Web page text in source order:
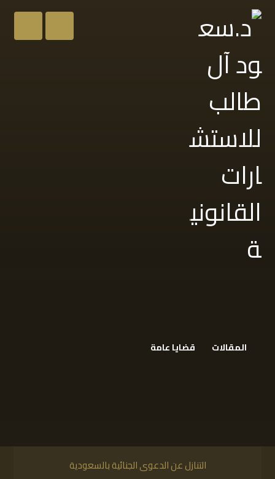
المقالات قضايا عامة
التنازل عن الدعوى الجنائية بالسعودية